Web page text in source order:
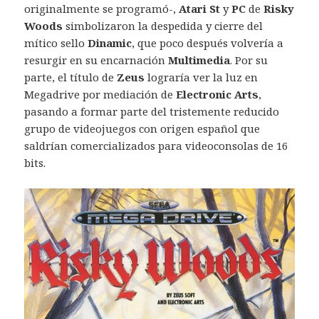
originalmente se programó-, Atari St yPC deRisky
Woods simbolizaron la despedida y cierre del
mítico selloDinamic, que poco después volvería a
resurgir en su encarnaciónMultimedia. Por su
parte, el título de Zeus lograría ver la luz en
Megadrive por mediación deElectronic Arts,
pasando a formar parte del tristemente reducido
grupo de videojuegos con origen español que
saldrían comercializados para videoconsolas de 16
bits.